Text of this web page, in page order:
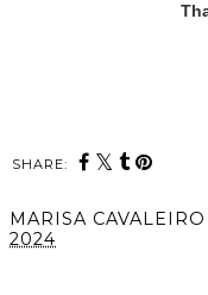
SHARE:
MARISA CAVALEIRO
2024